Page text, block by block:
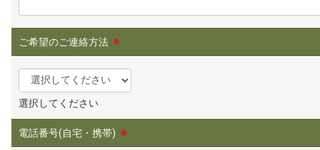
ご希望のご連絡方法 ※
選択してください
電話番号(自宅・携帯) ※